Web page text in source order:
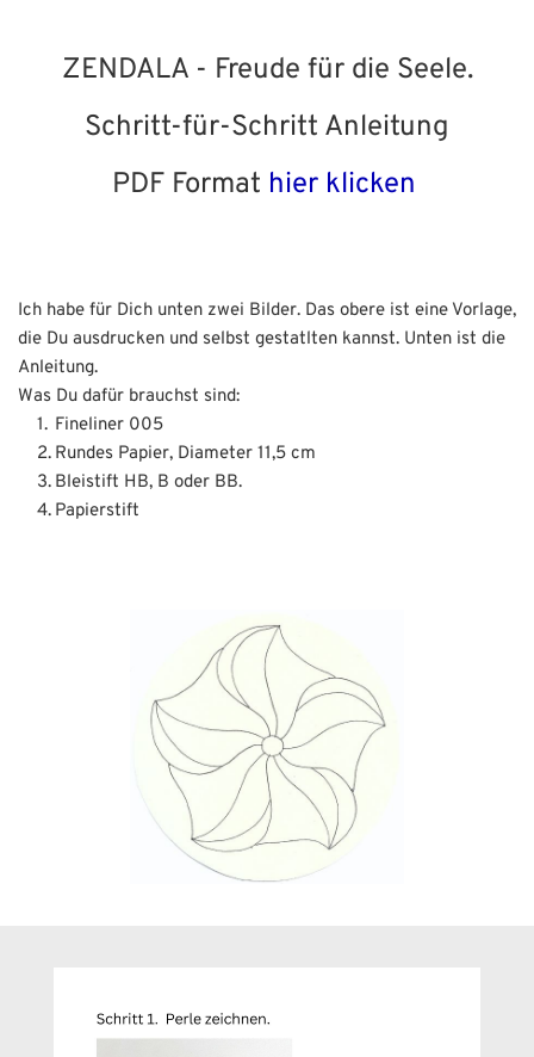
ZENDALA - Freude für die Seele.
Schritt-für-Schritt Anleitung
PDF Format hier klicken
Ich habe für Dich unten zwei Bilder. Das obere ist eine Vorlage,
die Du ausdrucken und selbst gestatlten kannst. Unten ist die
Anleitung.
Was Du dafür brauchst sind:
Fineliner 005
Rundes Papier, Diameter 11,5 cm
Bleistift HB, B oder BB.
Papierstift